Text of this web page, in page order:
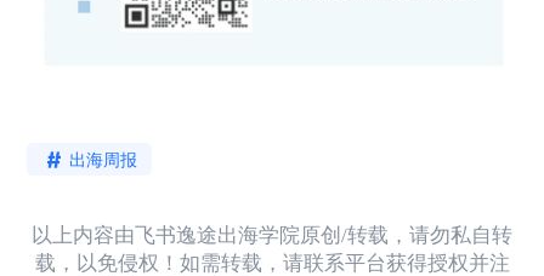
出海周报
以上内容由飞书逸途出海学院原创/转载，请勿私自转
载，以免侵权！如需转载，请联系平台获得授权并注